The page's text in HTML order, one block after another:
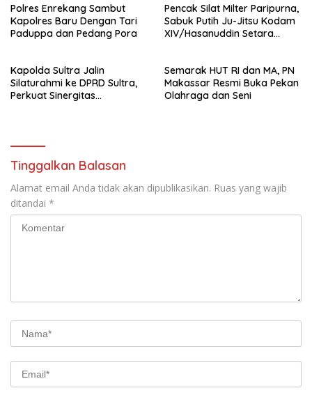
Polres Enrekang Sambut
Kapolres Baru Dengan Tari
Paduppa dan Pedang Pora
Pencak Silat Milter Paripurna,
Sabuk Putih Ju-Jitsu Kodam
XIV/Hasanuddin Setara
Kapolda Sultra Jalin
Silaturahmi ke DPRD Sultra,
Perkuat Sinergitas
Semarak HUT RI dan MA, PN
Makassar Resmi Buka Pekan
Olahraga dan Seni
Tinggalkan Balasan
Alamat email Anda tidak akan dipublikasikan. Ruas yang wajib
ditandai *